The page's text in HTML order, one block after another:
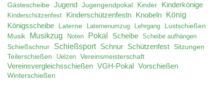
Gästescheibe
Jugend Jugengendpokal Kinder Kinderkönige
Kinderschützenfest Kinderschützenfestn Knobeln
König
Königsscheibe
Laterne Laternenumzug Lehrgang
Lustschießen
Musik
Musikzug Noten Pokal Scheibe Scheibe aufhängen
Schießschnur
Schießsport Schnur Schützenfest Sitzungen
Teilerschießen Uelzen Vereinsmeisterschaft
Vereinsvergleichsschießen VGH-Pokal
Vorschießen
Winterschießen